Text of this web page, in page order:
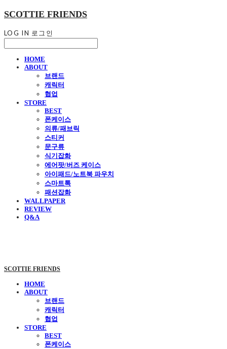
SCOTTIE FRIENDS
LOG IN 로그인
HOME
ABOUT
브랜드
캐릭터
협업
STORE
BEST
폰케이스
의류/패브릭
스티커
문구류
식기잡화
에어팟/버즈 케이스
아이패드/노트북 파우치
스마트톡
패션잡화
WALLPAPER
REVIEW
Q&A
SCOTTIE FRIENDS
HOME
ABOUT
브랜드
캐릭터
협업
STORE
BEST
폰케이스